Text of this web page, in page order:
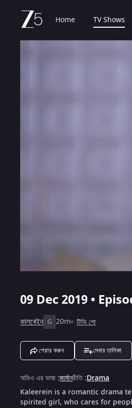
Home TV Shows
09 Dec 2019 •
কালৰেইন G 20m টিভি শো
শেয়ার করুন দেখার তালিকা
অডিও এর ভাষা :জার্মানরীতি:Drama
Kaleerein is a romantic drama
spirited girl, who cares for